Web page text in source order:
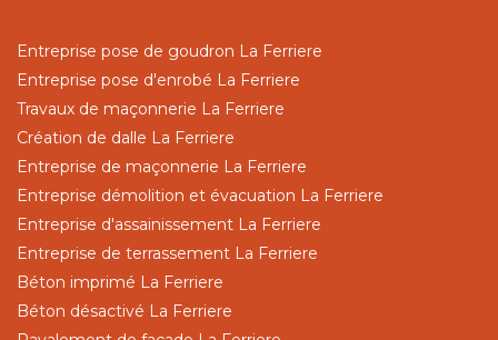
Entreprise pose de goudron La Ferriere
Entreprise pose d'enrobé La Ferriere
Travaux de maçonnerie La Ferriere
Création de dalle La Ferriere
Entreprise de maçonnerie La Ferriere
Entreprise démolition et évacuation La Ferriere
Entreprise d'assainissement La Ferriere
Entreprise de terrassement La Ferriere
Béton imprimé La Ferriere
Béton désactivé La Ferriere